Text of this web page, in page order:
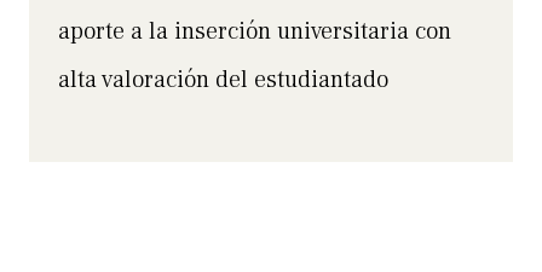
aporte a la inserción universitaria con
alta valoración del estudiantado